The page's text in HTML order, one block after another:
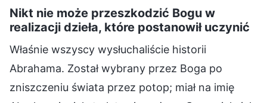
Nikt nie może przeszkodzić Bogu w
realizacji dzieła, które postanowił uczynić
Właśnie wszyscy wysłuchaliście historii
Abrahama. Został wybrany przez Boga po
zniszczeniu świata przez potop; miał na imię